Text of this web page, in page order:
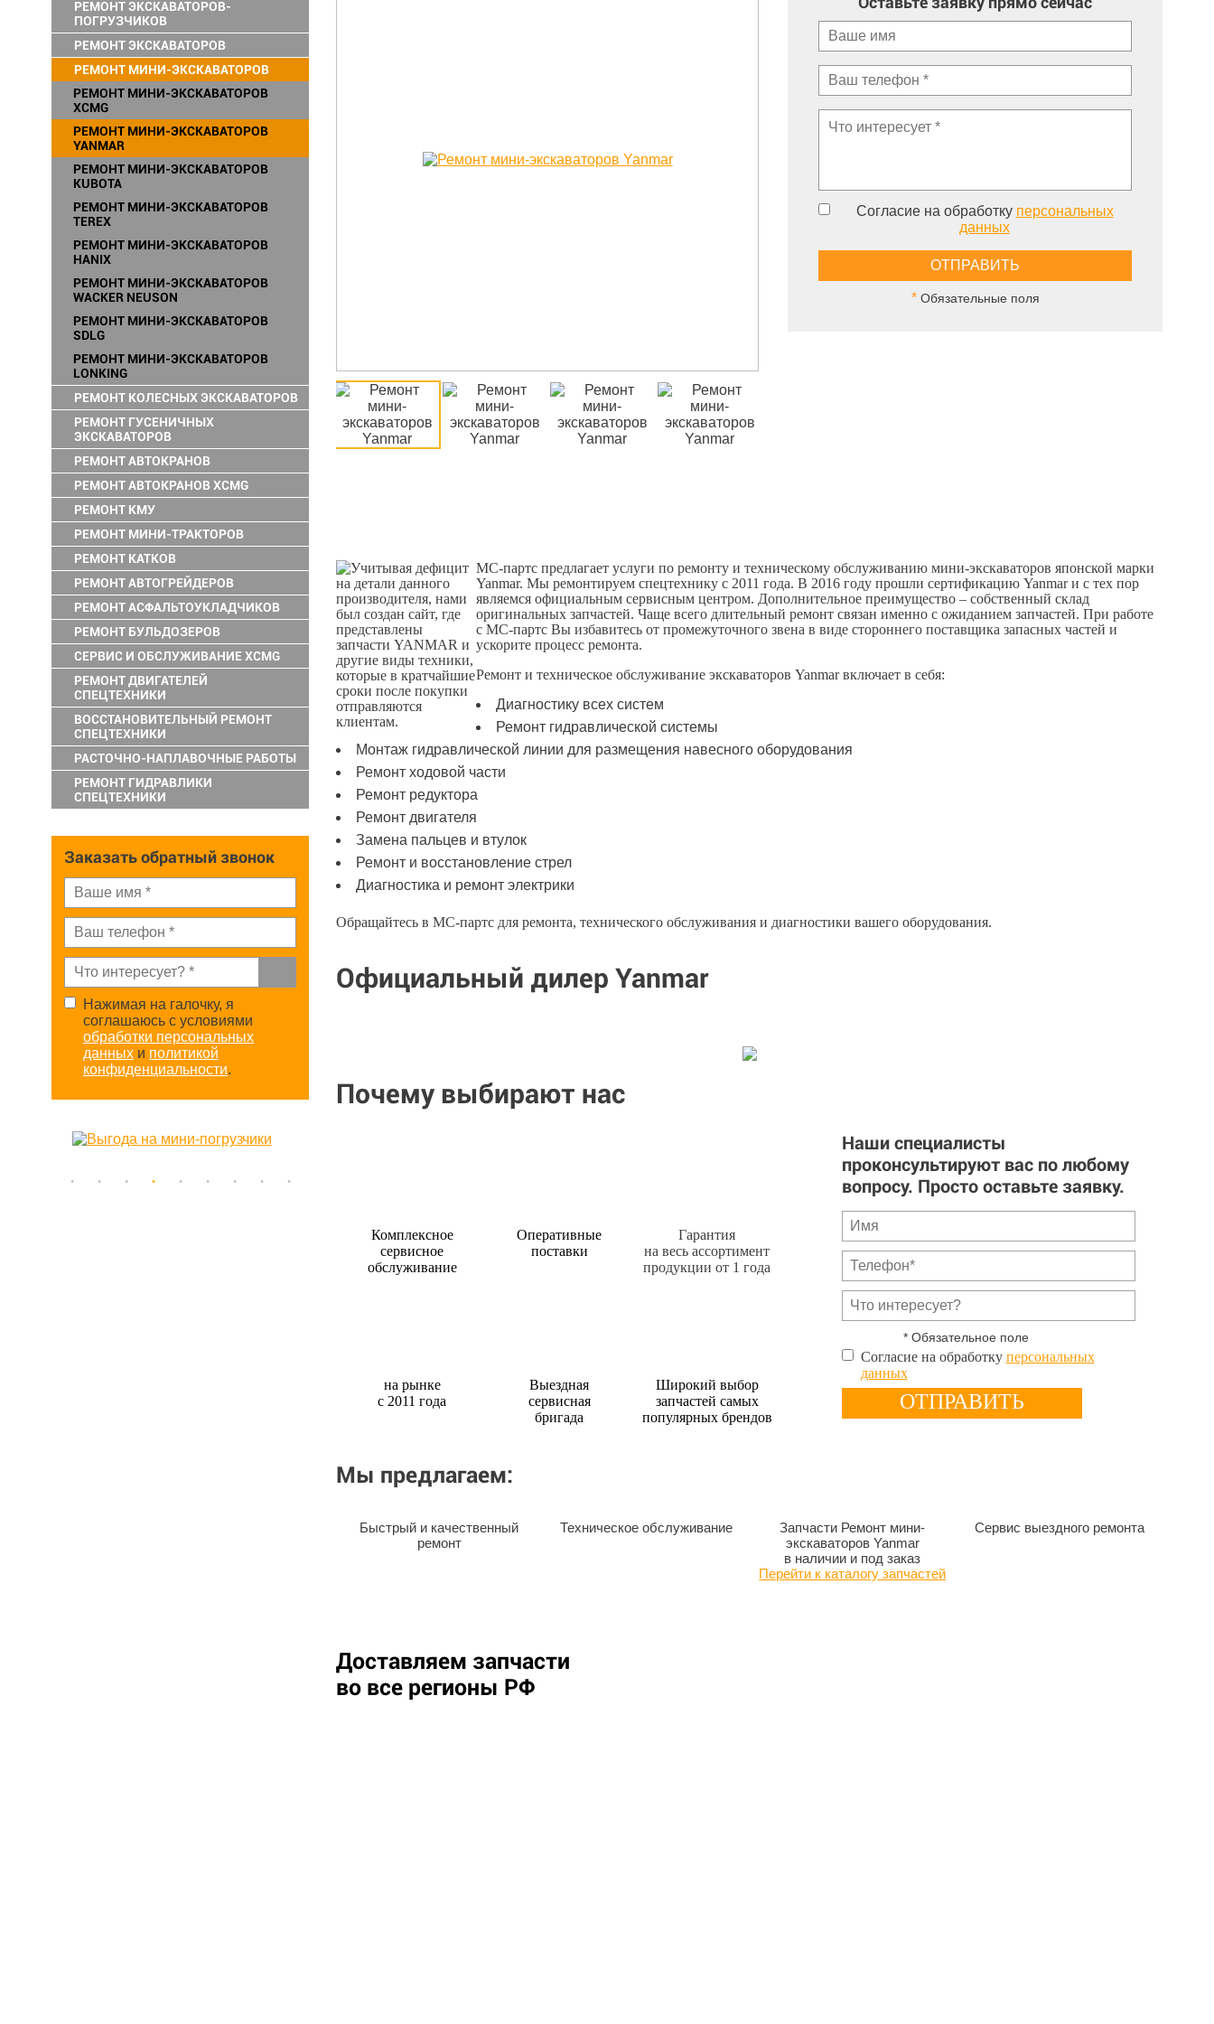
РЕМОНТ ЭКСКАВАТОРОВ-
ПОГРУЗЧИКОВ
РЕМОНТ ЭКСКАВАТОРОВ
РЕМОНТ МИНИ-ЭКСКАВАТОРОВ
РЕМОНТ МИНИ-ЭКСКАВАТОРОВ
XCMG
РЕМОНТ МИНИ-ЭКСКАВАТОРОВ
YANMAR
РЕМОНТ МИНИ-ЭКСКАВАТОРОВ
KUBOTA
РЕМОНТ МИНИ-ЭКСКАВАТОРОВ
TEREX
РЕМОНТ МИНИ-ЭКСКАВАТОРОВ
HANIX
РЕМОНТ МИНИ-ЭКСКАВАТОРОВ
WACKER NEUSON
РЕМОНТ МИНИ-ЭКСКАВАТОРОВ
SDLG
РЕМОНТ МИНИ-ЭКСКАВАТОРОВ
LONKING
РЕМОНТ КОЛЕСНЫХ ЭКСКАВАТОРОВ
РЕМОНТ ГУСЕНИЧНЫХ
ЭКСКАВАТОРОВ
РЕМОНТ АВТОКРАНОВ
РЕМОНТ АВТОКРАНОВ XCMG
РЕМОНТ КМУ
РЕМОНТ МИНИ-ТРАКТОРОВ
РЕМОНТ КАТКОВ
РЕМОНТ АВТОГРЕЙДЕРОВ
РЕМОНТ АСФАЛЬТОУКЛАДЧИКОВ
РЕМОНТ БУЛЬДОЗЕРОВ
СЕРВИС И ОБСЛУЖИВАНИЕ XCMG
РЕМОНТ ДВИГАТЕЛЕЙ
СПЕЦТЕХНИКИ
ВОССТАНОВИТЕЛЬНЫЙ РЕМОНТ
СПЕЦТЕХНИКИ
РАСТОЧНО-НАПЛАВОЧНЫЕ РАБОТЫ
РЕМОНТ ГИДРАВЛИКИ
СПЕЦТЕХНИКИ
Заказать обратный звонок
Нажимая на галочку, я
соглашаюсь с условиями
обработки персональных
данных и политикой
конфиденциальности.
Согласие на обработку персональных
данных
*Обязательные поля
МС-партс предлагает услуги по ремонту и техническому обслуживанию мини-экскаваторов японской марки
Yanmar. Мы ремонтируем спецтехнику с 2011 года. В 2016 году прошли сертификацию Yanmar и с тех пор
являемся официальным сервисным центром. Дополнительное преимущество – собственный склад
оригинальных запчастей. Чаще всего длительный ремонт связан именно с ожиданием запчастей. При работе
с МС-партс Вы избавитесь от промежуточного звена в виде стороннего поставщика запасных частей и
ускорите процесс ремонта.
Ремонт и техническое обслуживание экскаваторов Yanmar включает в себя:
Диагностику всех систем
Ремонт гидравлической системы
Монтаж гидравлической линии для размещения навесного оборудования
Ремонт ходовой части
Ремонт редуктора
Ремонт двигателя
Замена пальцев и втулок
Ремонт и восстановление стрел
Диагностика и ремонт электрики
Обращайтесь в МС-партс для ремонта, технического обслуживания и диагностики вашего оборудования.
Официальный дилер Yanmar
Почему выбирают нас
Комплексное
сервисное
обслуживание
Оперативные
поставки
Гарантия
на весь ассортимент
продукции от 1 года
на рынке
с 2011 года
Выездная
сервисная
бригада
Широкий выбор
запчастей самых
популярных брендов
Наши специалисты
проконсультируют вас по любому
вопросу. Просто оставьте заявку.
* Обязательное поле
Согласие на обработку персональных
данных
Мы предлагаем:
Быстрый и качественный
ремонт
Техническое обслуживание
Запчасти Ремонт мини-
экскаваторов Yanmar
в наличии и под заказ
Перейти к каталогу запчастей
Сервис выездного ремонта
Доставляем запчасти
во все регионы РФ